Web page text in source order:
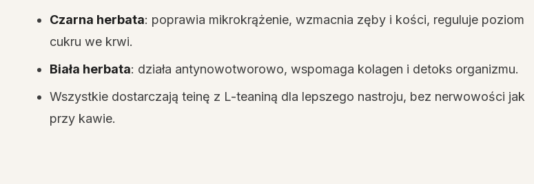
Czarna herbata: poprawia mikrokrążenie, wzmacnia zęby i kości, reguluje poziom
cukru we krwi.
Biała herbata: działa antynowotworowo, wspomaga kolagen i detoks organizmu.
Wszystkie dostarczają teinę z L-teaniną dla lepszego nastroju, bez nerwowości jak
przy kawie.